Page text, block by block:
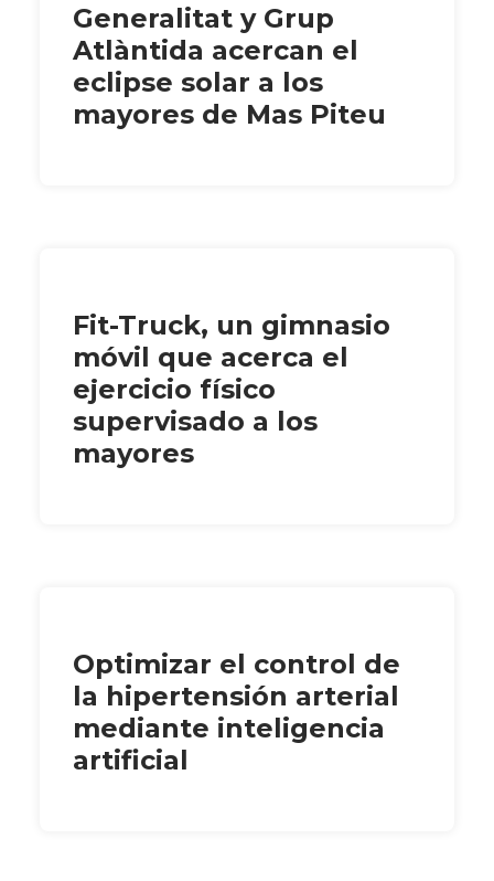
Generalitat y Grup
Atlàntida acercan el
eclipse solar a los
mayores de Mas Piteu
Fit-Truck, un gimnasio
móvil que acerca el
ejercicio físico
supervisado a los
mayores
Optimizar el control de
la hipertensión arterial
mediante inteligencia
artificial